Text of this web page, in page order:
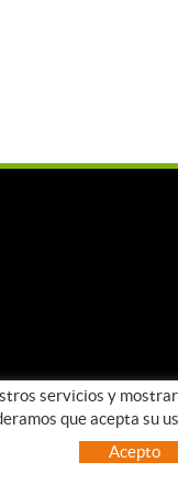
servicios y
que acepta su
Acepto